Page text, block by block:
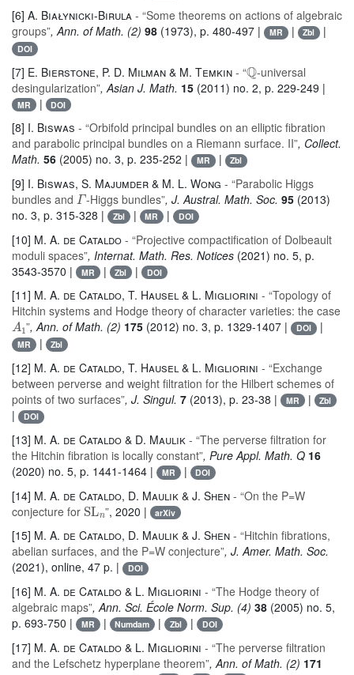
[6] A. Białynicki-Birula - “Some theorems on actions of algebraic
groups”, Ann. of Math. (2) 98 (1973), p. 480-497 | MR | Zbl |
DOI
[7] E. Bierstone, P. D. Milman & M. Temkin - “
-universal
desingularization”, Asian J. Math. 15 (2011) no. 2, p. 229-249 |
MR | DOI
[8] I. Biswas - “Orbifold principal bundles on an elliptic fibration
and parabolic principal bundles on a Riemann surface. II”, Collect.
Math. 56 (2005) no. 3, p. 235-252 | MR | Zbl
[9] I. Biswas, S. Majumder & M. L. Wong - “Parabolic Higgs
bundles and Γ-Higgs bundles”, J. Austral. Math. Soc. 95(2013)
no. 3, p. 315-328 |
Zbl | MR | DOI
[10] M. A. de Cataldo - “Projective compactification of Dolbeault
moduli spaces”, Internat. Math. Res. Notices (2021) no. 5, p.
3543-3570 |
MR | Zbl | DOI
[11] M. A. de Cataldo, T. Hausel & L. Migliorini - “Topology of
Hitchin systems and Hodge theory of character varieties: the case
A1”, Ann. of Math. (2) 175 (2012) no. 3, p. 1329-1407 | DOI |
MR | Zbl
[12] M. A. de Cataldo, T. Hausel & L. Migliorini - “Exchange
between perverse and weight filtration for the Hilbert schemes of
points of two surfaces”, J. Singul. 7 (2013), p. 23-38 | MR | Zbl
| DOI
[13] M. A. de Cataldo & D. Maulik - “The perverse filtration for
the Hitchin fibration is locally constant”, Pure Appl. Math. Q 16
(2020) no. 5, p. 1441-1464 |
MR | DOI
[14] M. A. de Cataldo, D. Maulik & J. Shen - “On the P=W
conjecture for SLn”, 2020 | arXiv
[15] M. A. de Cataldo, D. Maulik & J. Shen - “Hitchin fibrations,
abelian surfaces, and the P=W conjecture”, J. Amer. Math. Soc.
(2021), online, 47 p. |
DOI
[16] M. A. de Cataldo & L. Migliorini - “The Hodge theory of
algebraic maps”, Ann. Sci. École Norm. Sup. (4) 38 (2005) no. 5,
p. 693-750 |
MR | Numdam | Zbl | DOI
[17] M. A. de Cataldo & L. Migliorini - “The perverse filtration
and the Lefschetz hyperplane theorem”, Ann. of Math. (2) 171